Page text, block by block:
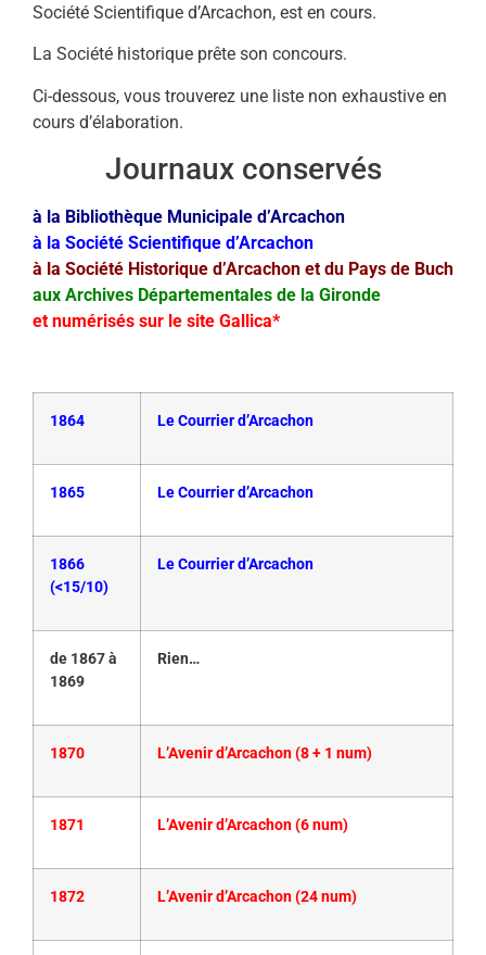
Société Scientifique d’Arcachon, est en cours.
La Société historique prête son concours.
Ci-dessous, vous trouverez une liste non exhaustive en
cours d’élaboration.
Journaux conservés
à la Bibliothèque Municipale d’Arcachon
à la Société Scientifique d’Arcachon
à la Société Historique d’Arcachon et du Pays de Buch
aux Archives Départementales de la Gironde
et numérisés sur le site Gallica*
1864 Le Courrier d’Arcachon
1865 Le Courrier d’Arcachon
1866
(<15/10)
Le Courrier d’Arcachon
de 1867 à
1869
Rien…
1870 L’Avenir d’Arcachon (8 + 1 num)
1871 L’Avenir d’Arcachon (6 num)
1872 L’Avenir d’Arcachon (24 num)